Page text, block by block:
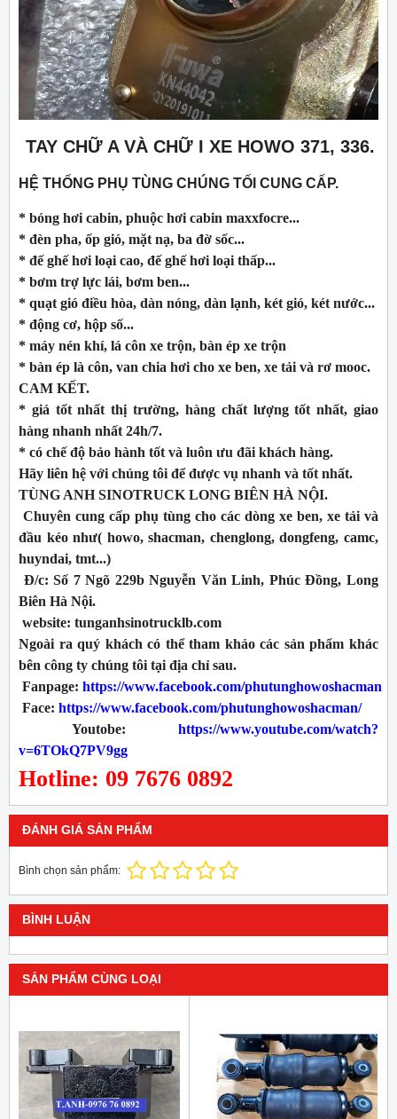
TAY CHỮ A VÀ CHỮ I XE HOWO 371, 336.
HỆ THỐNG PHỤ TÙNG CHÚNG TỐI CUNG CẤP.
* bóng hơi cabin, phuộc hơi cabin maxxfocre...
* đèn pha, ốp gió, mặt nạ, ba đờ sốc...
* đế ghế hơi loại cao, đế ghế hơi loại thấp...
* bơm trợ lực lái, bơm ben...
* quạt gió điều hòa, dàn nóng, dàn lạnh, két gió, két nước...
* động cơ, hộp số...
* máy nén khí, lá côn xe trộn, bàn ép xe trộn
* bàn ép là côn, van chia hơi cho xe ben, xe tải và rơ mooc.
CAM KẾT.
* giá tốt nhất thị trường, hàng chất lượng tốt nhất, giao
hàng nhanh nhất 24h/7.
* có chế độ bảo hành tốt và luôn ưu đãi khách hàng.
Hãy liên hệ với chúng tôi để được vụ nhanh và tốt nhất.
TÙNG ANH SINOTRUCK LONG BIÊN HÀ NỘI.
Chuyên cung cấp phụ tùng cho các dòng xe ben, xe tải và
đầu kéo như( howo, shacman, chenglong, dongfeng, camc,
huyndai, tmt...)
Đ/c: Số 7 Ngõ 229b Nguyễn Văn Linh, Phúc Đồng, Long
Biên Hà Nội.
website: tunganhsinotrucklb.com
Ngoài ra quý khách có thể tham khảo các sản phẩm khác
bên công ty chúng tôi tại địa chỉ sau.
Fanpage: https://www.facebook.com/phutunghowoshacman
Face: https://www.facebook.com/phutunghowoshacman/
Youtobe: https://www.youtube.com/watch?
v=6TOkQ7PV9gg
Hotline: 09 7676 0892
ĐÁNH GIÁ SẢN PHẨM
Bình chọn sản phẩm:
BÌNH LUẬN
SẢN PHẨM CÙNG LOẠI